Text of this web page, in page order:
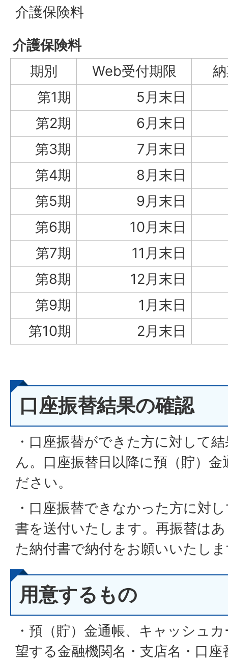
介護保険料
介護保険料
期別
Web受付期限
第1期
5月末日
第2期
6月末日
第3期
7月末日
第4期
8月末日
第5期
9月末日
第6期
10月末日
第7期
11月末日
第8期
12月末日
第9期
1月末日
第10期
2月末日
口座振替結果の確認
・口座振替ができた方に対して
ん。口座振替日以降に預（貯）
ださい。
・口座振替できなかった方に対
書を送付いたします。再振替は
た納付書で納付をお願いいたし
用意するもの
・預（貯）金通帳、キャッシュ
望する金融機関名・支店名・口